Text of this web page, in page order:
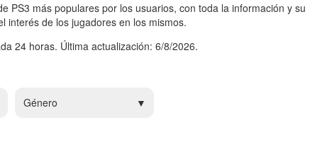
PS3 más populares por los usuarios, con toda la información y su
interés de los jugadores en los mismos.
24 horas. Última actualización: 6/8/2026.
Género